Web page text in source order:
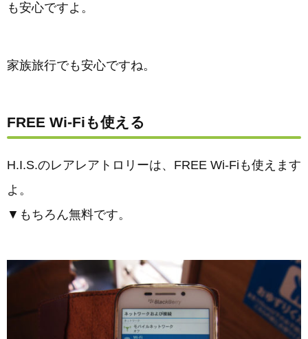
も安心ですよ。
家族旅行でも安心ですね。
FREE Wi-Fiも使える
H.I.S.のレアレアトロリーは、FREE Wi-Fiも使えます
よ。
▼もちろん無料です。